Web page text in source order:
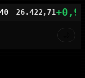
26.422,71+0,95%